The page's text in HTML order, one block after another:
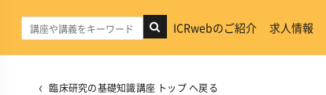
ICRwebのご紹介 求人情報
臨床研究の基礎知識講座 トップ へ戻る